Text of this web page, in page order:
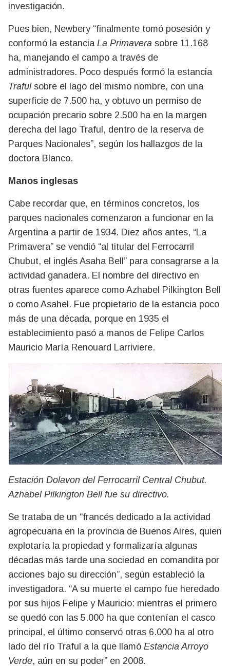
investigación.
Pues bien, Newbery “finalmente tomó posesión y
conformó la estancia La Primavera sobre 11.168
ha, manejando el campo a través de
administradores. Poco después formó la estancia
Trafulsobre el lago del mismo nombre, con una
superficie de 7.500 ha, y obtuvo un permiso de
ocupación precario sobre 2.500 ha en la margen
derecha del lago Traful, dentro de la reserva de
Parques Nacionales”, según los hallazgos de la
doctora Blanco.
Manos inglesas
Cabe recordar que, en términos concretos, los
parques nacionales comenzaron a funcionar en la
Argentina a partir de 1934. Diez años antes, “La
Primavera” se vendió “al titular del Ferrocarril
Chubut, el inglés Asaha Bell” para consagrarse a la
actividad ganadera. El nombre del directivo en
otras fuentes aparece como Azhabel Pilkington Bell
o como Asahel. Fue propietario de la estancia poco
más de una década, porque en 1935 el
establecimiento pasó a manos de Felipe Carlos
Mauricio María Renouard Larriviere.
Estación Dolavon del Ferrocarril Central Chubut.
Azhabel Pilkington Bell fue su directivo.
Se trataba de un “francés dedicado a la actividad
agropecuaria en la provincia de Buenos Aires, quien
explotaría la propiedad y formalizaría algunas
décadas más tarde una sociedad en comandita por
acciones bajo su dirección”, según estableció la
investigadora. “A su muerte el campo fue heredado
por sus hijos Felipe y Mauricio: mientras el primero
se quedó con las 5.000 ha que contenían el casco
principal, el último conservó otras 6.000 ha al otro
lado del río Traful a la que llamó Estancia Arroyo
Verde, aún en su poder” en 2008.